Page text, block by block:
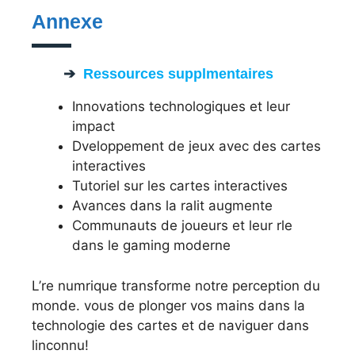
Annexe
Ressources supplmentaires
Innovations technologiques et leur
impact
Dveloppement de jeux avec des cartes
interactives
Tutoriel sur les cartes interactives
Avances dans la ralit augmente
Communauts de joueurs et leur rle
dans le gaming moderne
L’re numrique transforme notre perception du
monde. vous de plonger vos mains dans la
technologie des cartes et de naviguer dans
linconnu!